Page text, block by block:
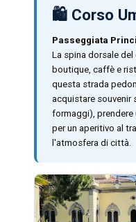
🛍️ Corso
Passeggiata
La spina dorsale
boutique, caffè e
questa strada
acquistare souvenir
formaggi),
per un aperitivo al
l'atmosfera di città.